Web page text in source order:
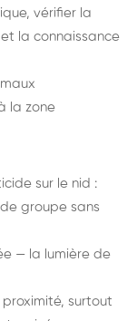
vérifier la
la connaissance
la zone
sur le nid :
groupe sans
— la lumière de
surtout